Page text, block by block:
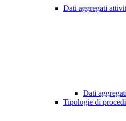
Dati aggregati
Dati
Tipologie di